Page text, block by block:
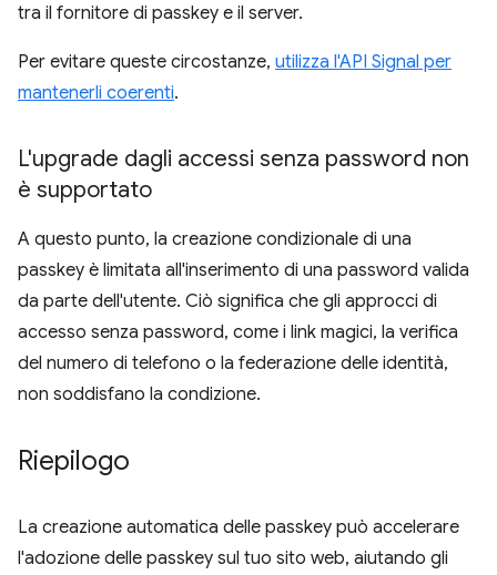
tra il fornitore di passkey e il server.
Per evitare queste circostanze, utilizza l'API Signal per
mantenerli coerenti.
L'upgrade dagli accessi senza password non
è supportato
A questo punto, la creazione condizionale di una
passkey è limitata all'inserimento di una password valida
da parte dell'utente. Ciò significa che gli approcci di
accesso senza password, come i link magici, la verifica
del numero di telefono o la federazione delle identità,
non soddisfano la condizione.
Riepilogo
La creazione automatica delle passkey può accelerare
l'adozione delle passkey sul tuo sito web, aiutando gli